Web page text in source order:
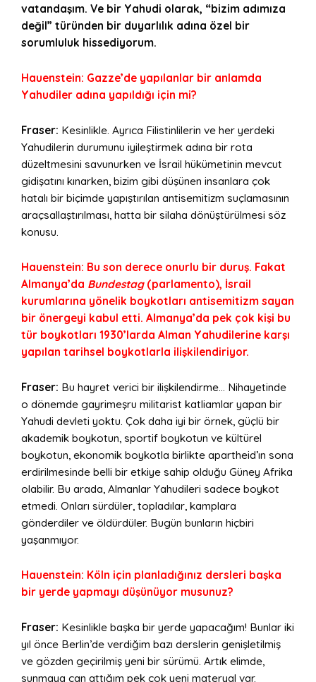
vatandaşım. Ve bir Yahudi olarak, “bizim adımıza
değil” türünden bir duyarlılık adına özel bir
sorumluluk hissediyorum.
Hauenstein: Gazze’de yapılanlar bir anlamda
Yahudiler adına yapıldığı için mi?
Fraser: Kesinlikle. Ayrıca Filistinlilerin ve her yerdeki
Yahudilerin durumunu iyileştirmek adına bir rota
düzeltmesini savunurken ve İsrail hükümetinin mevcut
gidişatını kınarken, bizim gibi düşünen insanlara çok
hatalı bir biçimde yapıştırılan antisemitizm suçlamasının
araçsallaştırılması, hatta bir silaha dönüştürülmesi söz
konusu.
Hauenstein: Bu son derece onurlu bir duruş. Fakat
Almanya’da Bundestag(parlamento), İsrail
kurumlarına yönelik boykotları antisemitizm sayan
bir önergeyi kabul etti. Almanya’da pek çok kişi bu
tür boykotları 1930’larda Alman Yahudilerine karşı
yapılan tarihsel boykotlarla ilişkilendiriyor.
Fraser: Bu hayret verici bir ilişkilendirme… Nihayetinde
o dönemde gayrimeşru militarist katliamlar yapan bir
Yahudi devleti yoktu. Çok daha iyi bir örnek, güçlü bir
akademik boykotun, sportif boykotun ve kültürel
boykotun, ekonomik boykotla birlikte apartheid’ın sona
erdirilmesinde belli bir etkiye sahip olduğu Güney Afrika
olabilir. Bu arada, Almanlar Yahudileri sadece boykot
etmedi. Onları sürdüler, topladılar, kamplara
gönderdiler ve öldürdüler. Bugün bunların hiçbiri
yaşanmıyor.
Hauenstein: Köln için planladığınız dersleri başka
bir yerde yapmayı düşünüyor musunuz?
Fraser: Kesinlikle başka bir yerde yapacağım! Bunlar iki
yıl önce Berlin’de verdiğim bazı derslerin genişletilmiş
ve gözden geçirilmiş yeni bir sürümü. Artık elimde,
sunmaya can attığım pek çok yeni materyal var.